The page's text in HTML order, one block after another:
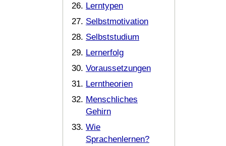
Lerntypen
Selbstmotivation
Selbststudium
Lernerfolg
Voraussetzungen
Lerntheorien
Menschliches
Gehirn
Wie
Sprachenlernen?